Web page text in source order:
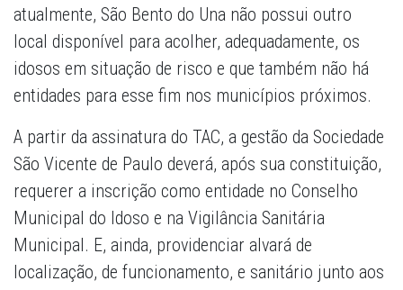
atualmente, São Bento do Una não possui outro
local disponível para acolher, adequadamente, os
idosos em situação de risco e que também não há
entidades para esse fim nos municípios próximos.
A partir da assinatura do TAC, a gestão da Sociedade
São Vicente de Paulo deverá, após sua constituição,
requerer a inscrição como entidade no Conselho
Municipal do Idoso e na Vigilância Sanitária
Municipal. E, ainda, providenciar alvará de
localização, de funcionamento, e sanitário junto aos